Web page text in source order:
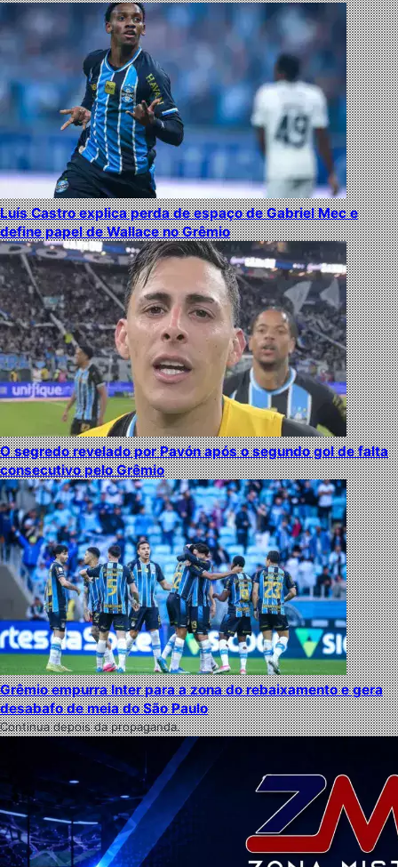
Luís Castro explica perda de espaço de Gabriel Mec e
define papel de Wallace no Grêmio
O segredo revelado por Pavón após o segundo gol de falta
consecutivo pelo Grêmio
Grêmio empurra Inter para a zona do rebaixamento e gera
desabafo de meia do São Paulo
Continua depois da propaganda.